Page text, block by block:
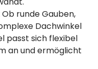
Ob runde Gauben,
Dachwinkel
passt sich flexibel
an und ermöglicht